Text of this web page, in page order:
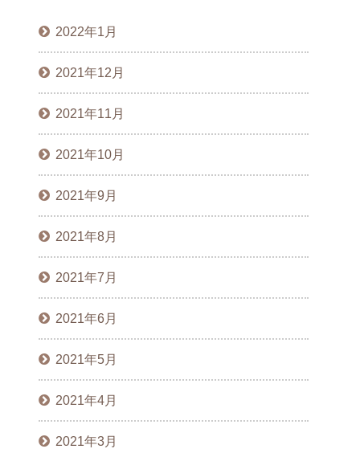
2022年1月
2021年12月
2021年11月
2021年10月
2021年9月
2021年8月
2021年7月
2021年6月
2021年5月
2021年4月
2021年3月